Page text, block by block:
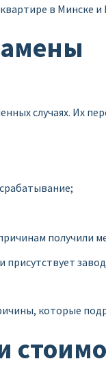
в Минске и
случаях. Их
получили
которые